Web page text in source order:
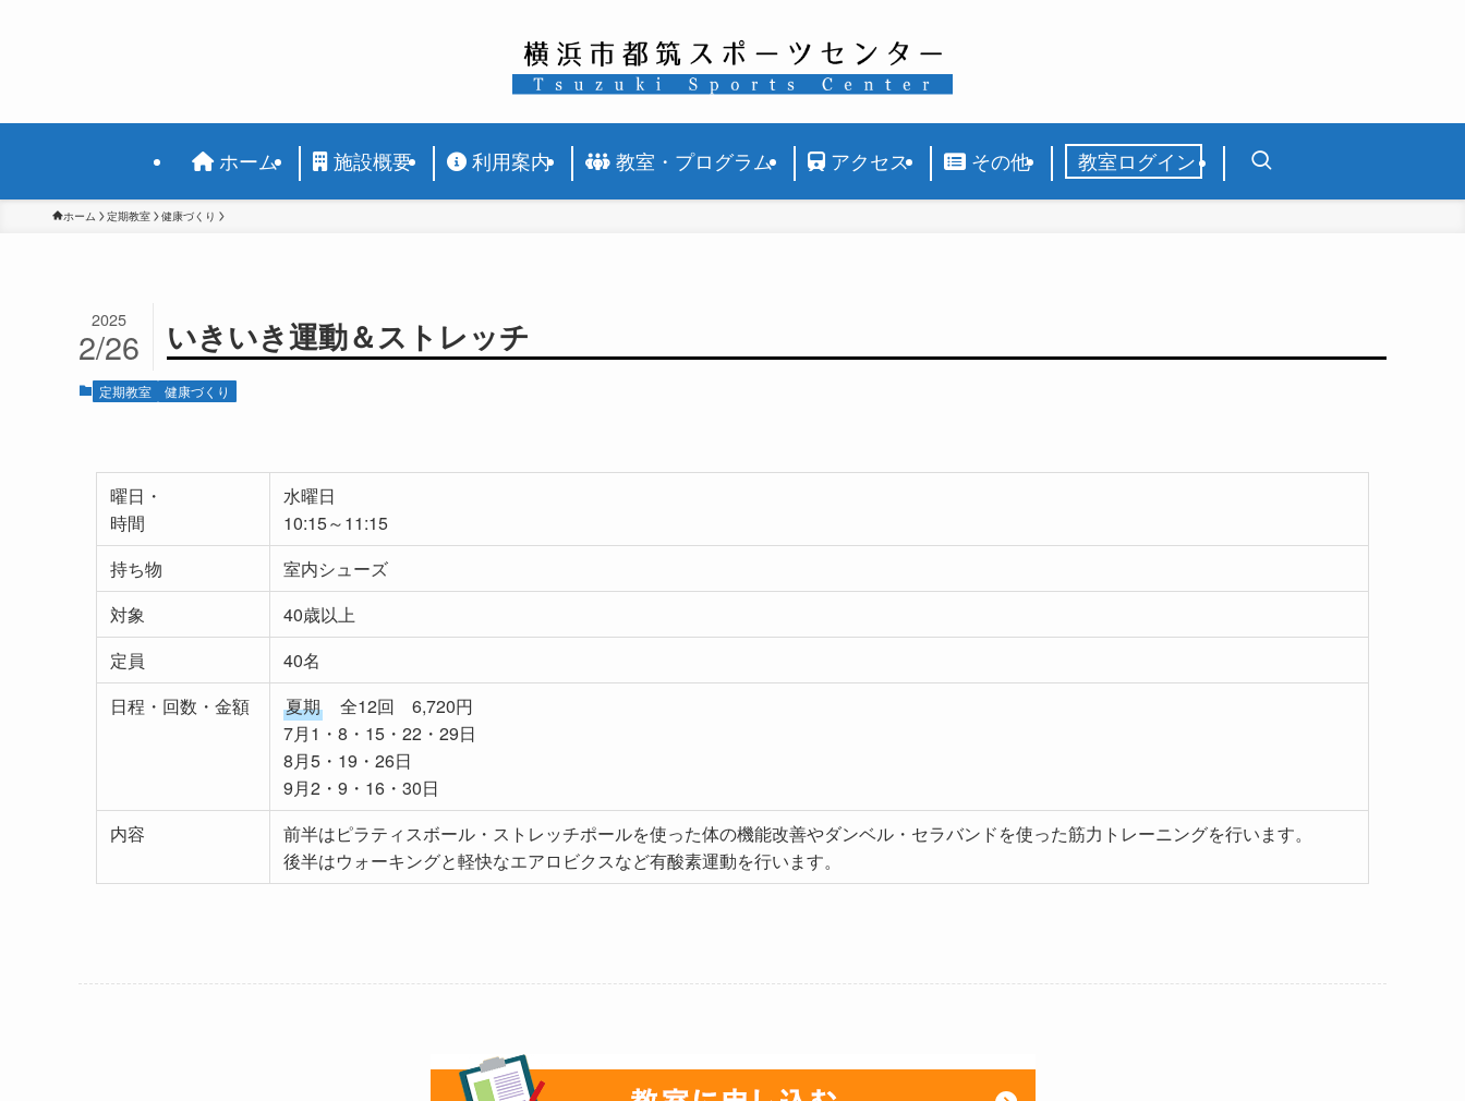
ホーム 施設概要 利用案内 教室・プログラム アクセス その他 教室ログイン
ホーム 定期教室 健康づくり
いきいき運動＆ストレッチ
2025
2/26
定期教室 健康づくり
曜日・
時間
水曜日
10:15～11:15
持ち物
室内シューズ
対象
40歳以上
定員
40名
日程・回数・金額
夏期 全12回 6,720円
7月1・8・15・22・29日
8月5・19・26日
9月2・9・16・30日
内容
前半はピラティスボール・ストレッチポールを使った体の機能改善やダンベル・セラバンドを使った筋力トレーニングを行います。
後半はウォーキングと軽快なエアロビクスなど有酸素運動を行います。